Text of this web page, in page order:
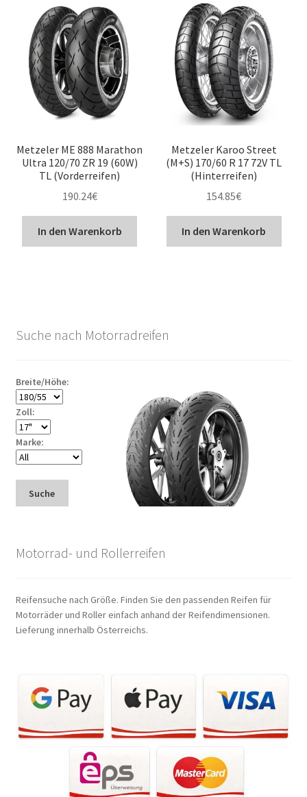
Metzeler ME 888 Marathon
Ultra 120/70 ZR 19 (60W)
TL (Vorderreifen)
190.24€
In den Warenkorb
Metzeler Karoo Street
(M+S) 170/60 R 17 72V TL
(Hinterreifen)
154.85€
In den Warenkorb
Suche nach Motorradreifen
Breite/Höhe:
Zoll:
Marke:
Suche
Motorrad- und Rollerreifen
Reifensuche nach Größe. Finden Sie den passenden Reifen für
Motorräder und Roller einfach anhand der Reifendimensionen.
Lieferung innerhalb Österreichs.